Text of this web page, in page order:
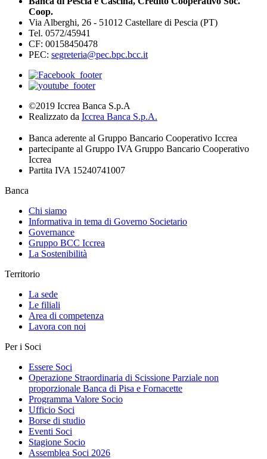
Coop.
Via Alberghi, 26 - 51012 Castellare di Pescia (PT)
Tel. 0572/45941
CF: 00158450478
PEC: segreteria@pec.bpc.bcc.it
©2019 Iccrea Banca S.p.A
Realizzato da Iccrea Banca S.p.A.
Banca aderente al Gruppo Bancario Cooperativo Iccrea
partecipante al Gruppo IVA Gruppo Bancario Cooperativo
Iccrea
Partita IVA 15240741007
Banca
Chi siamo
Informativa in tema di Governo Societario
Governance
Gruppo BCC Iccrea
La Sostenibilità
Territorio
La sede
Le filiali
Area di competenza
Lavora con noi
Per i Soci
Essere Soci
Operazione Straordinaria di Scissione Parziale non
proporzionale Banca di Pisa e Fornacette
Programma Valore Socio
Ufficio Soci
Borse di studio
Eventi Soci
Stagione Socio
Assemblea Soci 2026